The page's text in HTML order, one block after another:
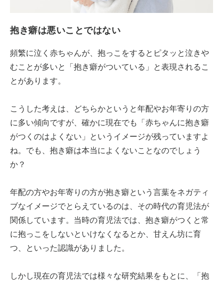
抱き癖は悪いことではない
頻繁に泣く赤ちゃんが、抱っこをするとピタッと泣きや
むことが多いと「抱き癖がついている」と表現されるこ
とがあります。
こうした考えは、どちらかというと年配やお年寄りの方
に多い傾向ですが、確かに現在でも「赤ちゃんに抱き癖
がつくのはよくない」というイメージが残っていますよ
ね。でも、抱き癖は本当によくないことなのでしょう
か？
年配の方やお年寄りの方が抱き癖という言葉をネガティ
ブなイメージでとらえているのは、その時代の育児法が
関係しています。当時の育児法では、抱き癖がつくと常
に抱っこをしないといけなくなるとか、甘えん坊に育
つ、といった認識がありました。
しかし現在の育児法では様々な研究結果をもとに、「抱